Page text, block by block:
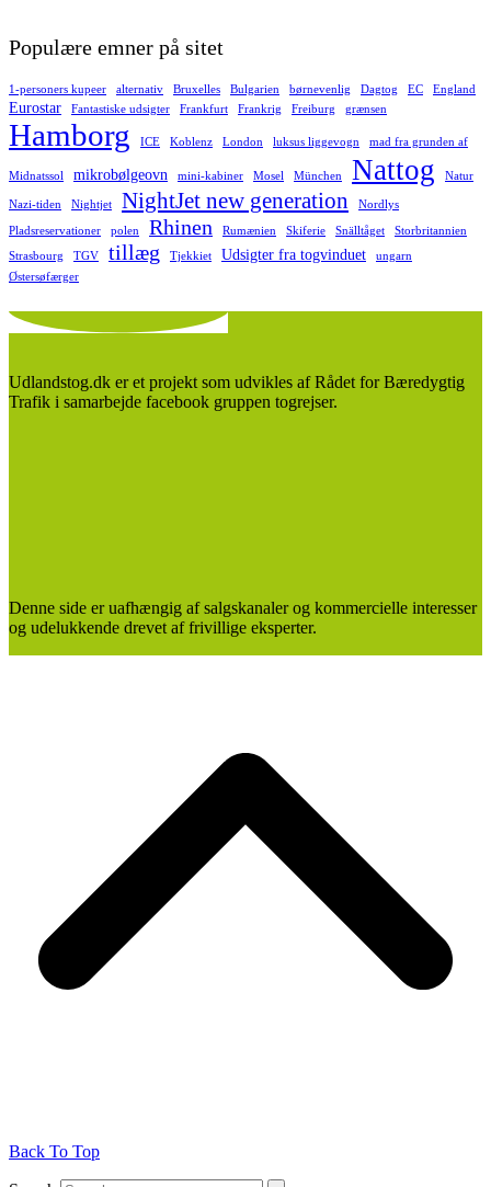
Populære emner på sitet
1-personers kupeer alternativ Bruxelles Bulgarien børnevenlig Dagtog EC England
Eurostar Fantastiske udsigter Frankfurt Frankrig Freiburg grænsen
Hamborg ICE Koblenz London luksus liggevogn mad fra grunden af
Midnatssol mikrobølgeovn mini-kabiner Mosel München Nattog Natur
Nazi-tiden Nightjet NightJet new generation Nordlys
Pladsreservationer polen Rhinen Rumænien Skiferie Snälltåget Storbritannien
Strasbourg TGV tillæg Tjekkiet Udsigter fra togvinduet
ungarn
Østersøfærger
Udlandstog.dk er et projekt som udvikles af Rådet for Bæredygtig
Trafik i samarbejde facebook gruppen togrejser.
Denne side er uafhængig af salgskanaler og kommercielle interesser
og udelukkende drevet af frivillige eksperter.
Back To Top